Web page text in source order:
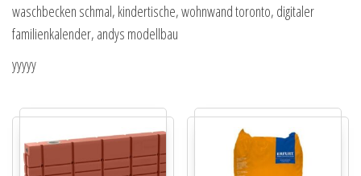
waschbecken schmal, kindertische, wohnwand toronto, digitaler
familienkalender, andys modellbau
yyyyy